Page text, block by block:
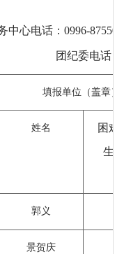
心电话：0996-
团纪委电话：
填报单位（盖章）
姓名
困难
生
郭义
景贺庆